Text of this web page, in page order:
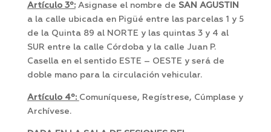
Artículo 3º:Asignase el nombre de SAN AGUSTIN
a la calle ubicada en Pigüé entre las parcelas 1 y 5
de la Quinta 89 al NORTE y las quintas 3 y 4 al
SUR entre la calle Córdoba y la calle Juan P.
Casella en el sentido ESTE – OESTE y será de
doble mano para la circulación vehicular.
Artículo 4º: Comuníquese, Regístrese, Cúmplase y
Archívese.